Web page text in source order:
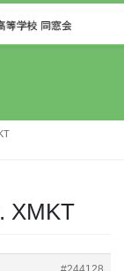
XMKT